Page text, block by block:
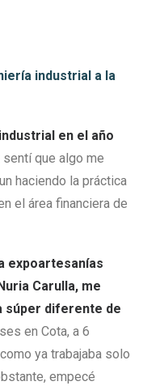
industrial a la
en el año
que algo me
haciendo la práctica
el área financiera de
expoartesanías
Carulla, me
súper diferente de
en Cota, a 6
ya trabajaba solo
empecé